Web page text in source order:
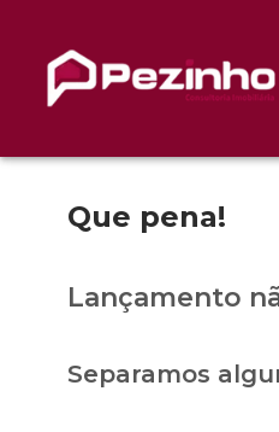
Que pena!
Lançamento
Separamos